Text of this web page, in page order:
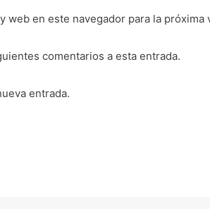
web en este navegador para la próxima
comentarios a esta entrada.
entrada.